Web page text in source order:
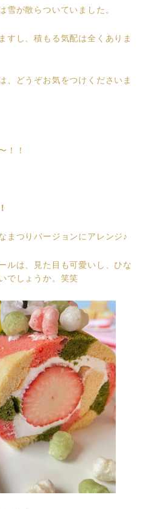
雪が散らついていました。
すし、積もる気配は全くありま
、どうぞお気をつけくださいま
！！
まつりバージョンにアレンジ♪
ルは、見た目も可愛いし、ひな
でしょうか。笑笑